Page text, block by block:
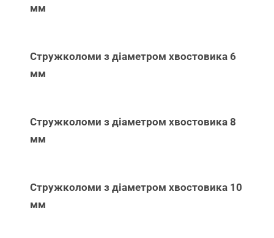
мм
Стружколоми з діаметром хвостовика 6
мм
Стружколоми з діаметром хвостовика 8
мм
Стружколоми з діаметром хвостовика 10
мм